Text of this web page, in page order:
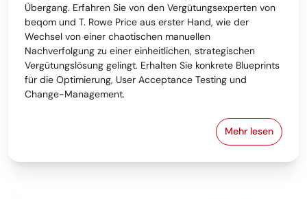
Übergang. Erfahren Sie von den Vergütungsexperten von
beqom und T. Rowe Price aus erster Hand, wie der
Wechsel von einer chaotischen manuellen
Nachverfolgung zu einer einheitlichen, strategischen
Vergütungslösung gelingt. Erhalten Sie konkrete Blueprints
für die Optimierung, User Acceptance Testing und
Change-Management.
Mehr lesen
Von